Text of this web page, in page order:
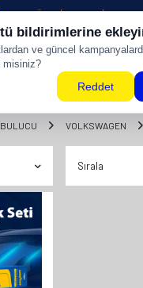
500 TL ÜZERİ KARGO BİZDEN !
VOLKSWAGEN